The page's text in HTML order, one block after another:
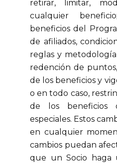
retirar, limitar,
cualquier
beneficios del
de afiliados,
reglas y
redención de
de los beneficios y
o en todo caso,
de los beneficios
especiales. Estos
en cualquier
cambios puedan
que un Socio haga